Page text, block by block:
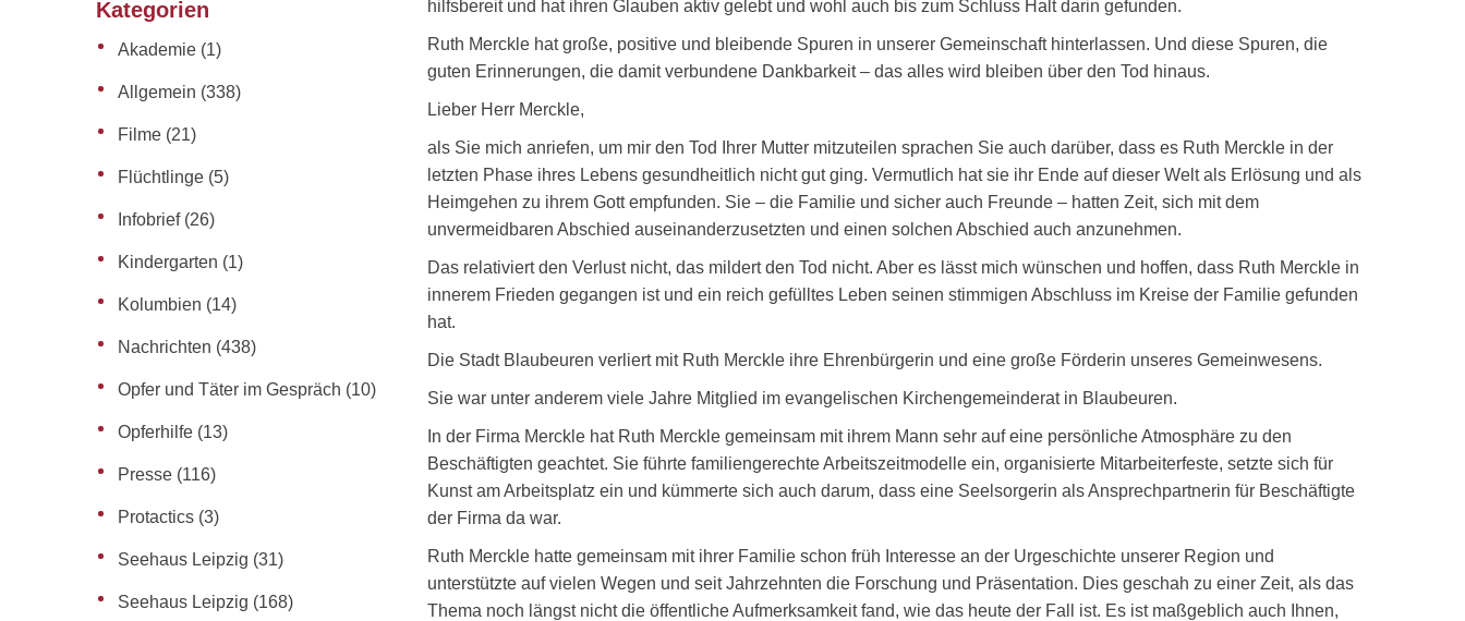
hilfsbereit und hat ihren Glauben aktiv gelebt und wohl auch bis zum Schluss Halt darin gefunden.
Ruth Merckle hat große, positive und bleibende Spuren in unserer Gemeinschaft hinterlassen. Und diese Spuren, die
guten Erinnerungen, die damit verbundene Dankbarkeit – das alles wird bleiben über den Tod hinaus.
Lieber Herr Merckle,
als Sie mich anriefen, um mir den Tod Ihrer Mutter mitzuteilen sprachen Sie auch darüber, dass es Ruth Merckle in der
letzten Phase ihres Lebens gesundheitlich nicht gut ging. Vermutlich hat sie ihr Ende auf dieser Welt als Erlösung und als
Heimgehen zu ihrem Gott empfunden. Sie – die Familie und sicher auch Freunde – hatten Zeit, sich mit dem
unvermeidbaren Abschied auseinanderzusetzten und einen solchen Abschied auch anzunehmen.
Das relativiert den Verlust nicht, das mildert den Tod nicht. Aber es lässt mich wünschen und hoffen, dass Ruth Merckle in
innerem Frieden gegangen ist und ein reich gefülltes Leben seinen stimmigen Abschluss im Kreise der Familie gefunden
hat.
Die Stadt Blaubeuren verliert mit Ruth Merckle ihre Ehrenbürgerin und eine große Förderin unseres Gemeinwesens.
Sie war unter anderem viele Jahre Mitglied im evangelischen Kirchengemeinderat in Blaubeuren.
In der Firma Merckle hat Ruth Merckle gemeinsam mit ihrem Mann sehr auf eine persönliche Atmosphäre zu den
Beschäftigten geachtet. Sie führte familiengerechte Arbeitszeitmodelle ein, organisierte Mitarbeiterfeste, setzte sich für
Kunst am Arbeitsplatz ein und kümmerte sich auch darum, dass eine Seelsorgerin als Ansprechpartnerin für Beschäftigte
der Firma da war.
Ruth Merckle hatte gemeinsam mit ihrer Familie schon früh Interesse an der Urgeschichte unserer Region und
unterstützte auf vielen Wegen und seit Jahrzehnten die Forschung und Präsentation. Dies geschah zu einer Zeit, als das
Thema noch längst nicht die öffentliche Aufmerksamkeit fand, wie das heute der Fall ist. Es ist maßgeblich auch Ihnen,
Kategorien
Akademie (1)
Allgemein (338)
Filme (21)
Flüchtlinge (5)
Infobrief(26)
Kindergarten (1)
Kolumbien (14)
Nachrichten (438)
Opfer und Täter im Gespräch (10)
Opferhilfe (13)
Presse (116)
Protactics (3)
Seehaus Leipzig (31)
Seehaus Leipzig (168)